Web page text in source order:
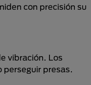
con precisión su
vibración. Los
perseguir presas.